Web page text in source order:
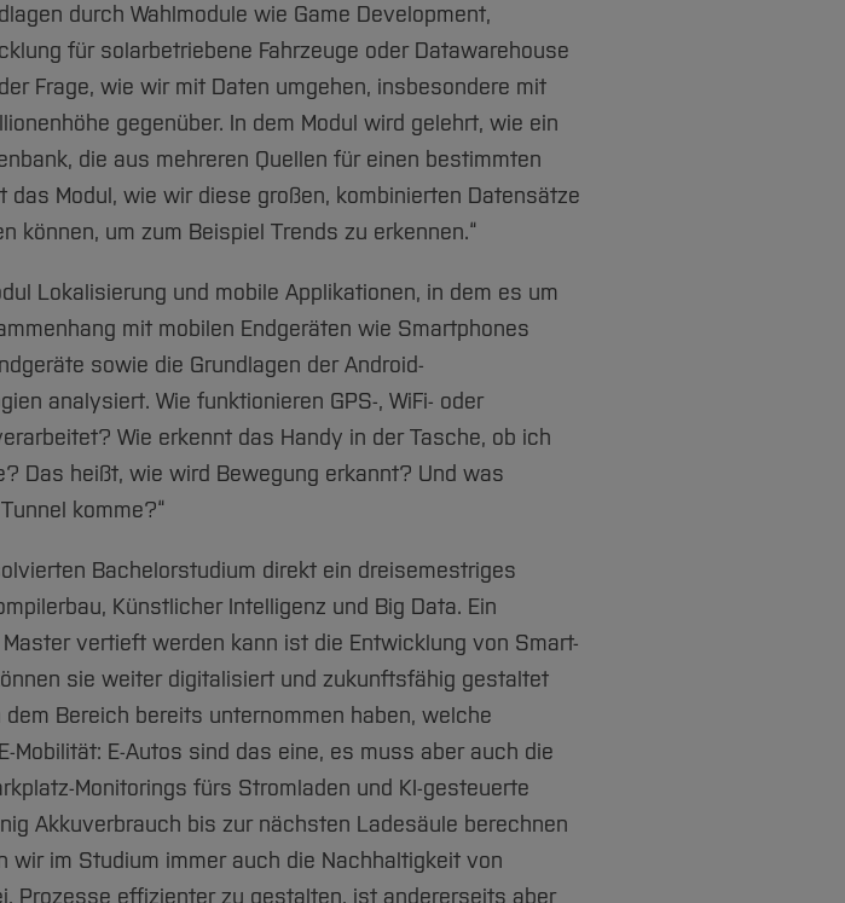
durch Wahlmodule wie Game Development,
für solarbetriebene Fahrzeuge oder Datawarehouse
Frage, wie wir mit Daten umgehen, insbesondere mit
gegenüber. In dem Modul wird gelehrt, wie ein
die aus mehreren Quellen für einen bestimmten
Modul, wie wir diese großen, kombinierten Datensätze
um zum Beispiel Trends zu erkennen.“
Lokalisierung und mobile Applikationen, in dem es um
mit mobilen Endgeräten wie Smartphones
sowie die Grundlagen der Android-
analysiert. Wie funktionieren GPS-, WiFi- oder
Wie erkennt das Handy in der Tasche, ob ich
Das heißt, wie wird Bewegung erkannt? Und was
komme?“
Bachelorstudium direkt ein dreisemestriges
Künstlicher Intelligenz und Big Data. Ein
vertieft werden kann ist die Entwicklung von Smart-
sie weiter digitalisiert und zukunftsfähig gestaltet
Bereich bereits unternommen haben, welche
E-Autos sind das eine, es muss aber auch die
Monitorings fürs Stromladen und KI-gesteuerte
Akkuverbrauch bis zur nächsten Ladesäule berechnen
wir im Studium immer auch die Nachhaltigkeit von
Prozesse effizienter zu gestalten, ist andererseits aber